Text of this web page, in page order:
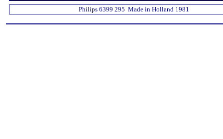
Philips 6399 295 Made in Holland 1981